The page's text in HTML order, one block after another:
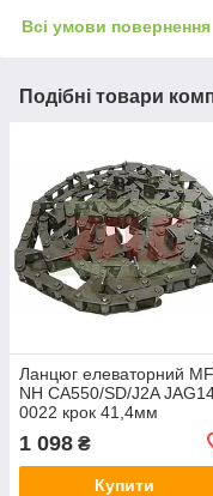
Всі умови повернення
Подібні товари
Ланцюг елеваторний MF,
NH CA550/SD/J2A
0022 крок 41,4мм
1 098 ₴
Купити